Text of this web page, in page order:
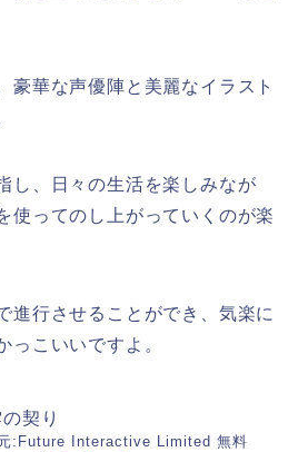
豪華な声優陣と美麗なイラスト
し、日々の生活を楽しみなが
使ってのし上がっていくのが楽
進行させることができ、気楽に
っこいいですよ。
契り
: Future Interactive Limited 無料